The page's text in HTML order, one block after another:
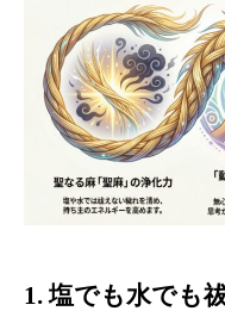
1. 塩でも水でも